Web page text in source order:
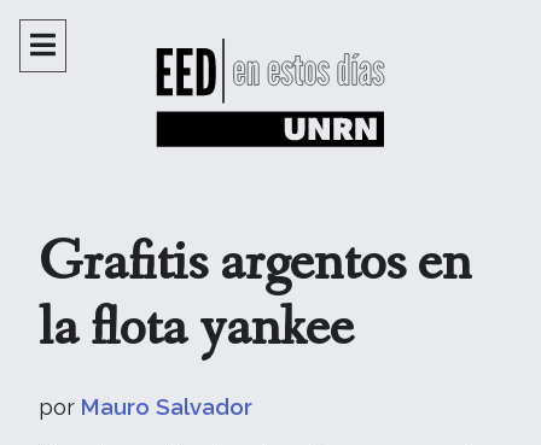
Grafitis argentos en
la flota yankee
por Mauro Salvador